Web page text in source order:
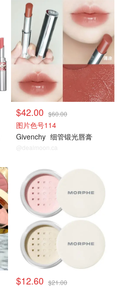
$42.00 $60.00
图片色号114
Givenchy 细管锻光唇膏
@dealmoon.ca
$12.60 $21.00